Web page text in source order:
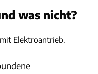
was nicht?
Elektroantrieb.